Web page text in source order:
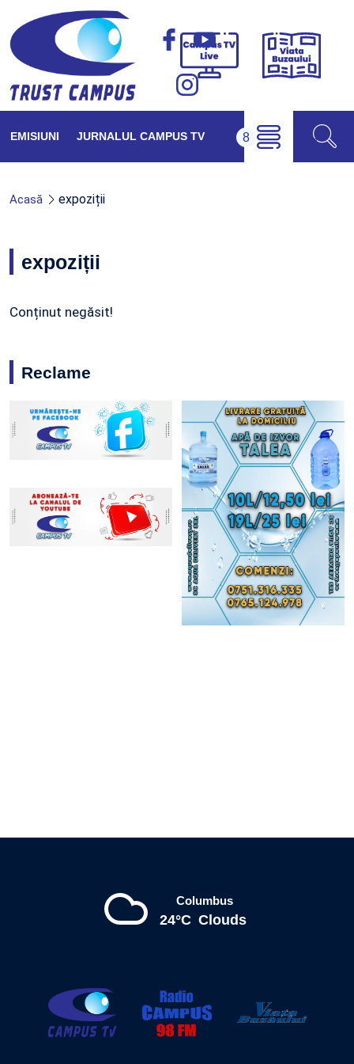
Campus
Viața
EMISIUNI JURNALUL CAMPUS TV
Acasă expoziții
expoziții
Conținut negăsit!
Reclame
Columbus
24°C Clouds